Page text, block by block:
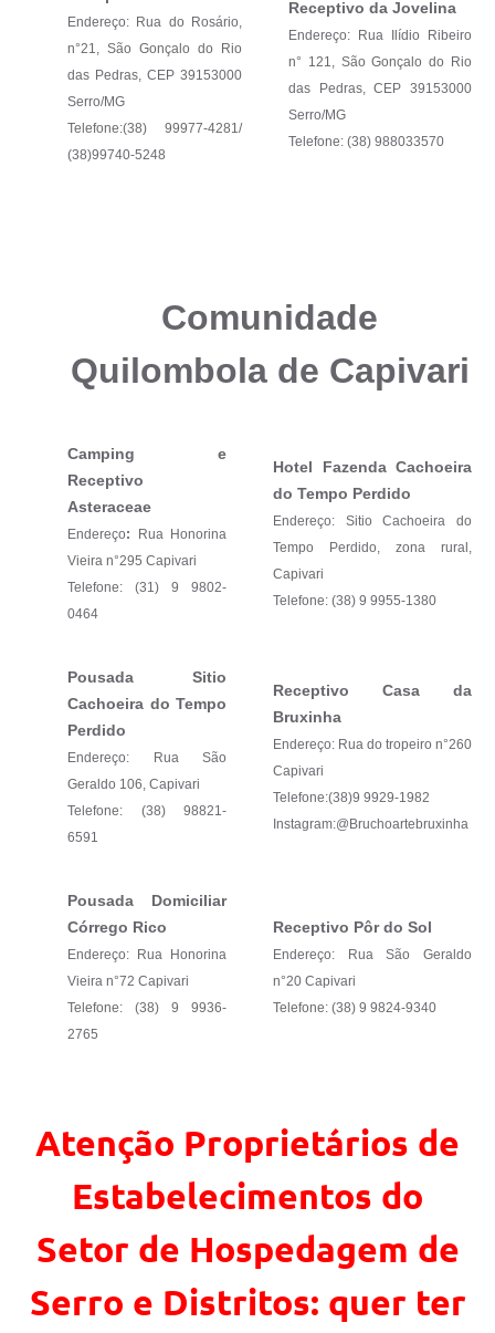
Endereço: Rua do Rosário,
n°21, São Gonçalo do Rio
das Pedras, CEP 39153000
Serro/MG
Telefone:(38) 99977-4281/
(38)99740-5248
Receptivo da Jovelina
Endereço: Rua Ilídio Ribeiro
n° 121, São Gonçalo do Rio
das Pedras, CEP 39153000
Serro/MG
Telefone: (38) 988033570
Comunidade
Quilombola de Capivari
Camping e
Receptivo
Asteraceae
Endereço:
Rua Honorina
Vieira n°295 Capivari
Telefone: (31) 9 9802-
0464
Hotel Fazenda Cachoeira
do Tempo Perdido
Endereço: Sitio Cachoeira do
Tempo Perdido, zona rural,
Capivari
Telefone: (38) 9 9955-1380
Pousada Sitio
Cachoeira do Tempo
Perdido
Endereço: Rua São
Geraldo 106, Capivari
Telefone: (38) 98821-
6591
Receptivo Casa da
Bruxinha
Endereço: Rua do tropeiro n°260
Capivari
Telefone:(38)9 9929-1982
Instagram:@Bruchoartebruxinha
Pousada Domiciliar
Córrego Rico
Endereço: Rua Honorina
Vieira n°72 Capivari
Telefone: (38) 9 9936-
2765
Receptivo Pôr do Sol
Endereço: Rua São Geraldo
n°20 Capivari
Telefone: (38) 9 9824-9340
Atenção Proprietários de
Estabelecimentos do
Setor de Hospedagem de
Serro e Distritos: quer ter